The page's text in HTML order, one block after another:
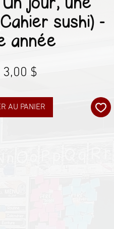
sushi) -
année
3,00 $
AU PANIER